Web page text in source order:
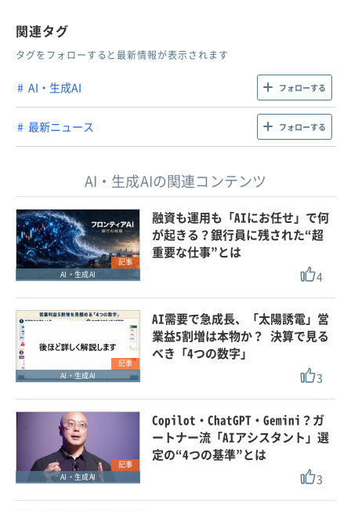
関連タグ
タグをフォローすると最新情報が表示されます
AI・生成AI フォローする
最新ニュース フォローする
AI・生成AIの関連コンテンツ
記事
AI・生成AI
融資も運用も「AIにお任せ」で何
が起きる？銀行員に残された“超
重要な仕事”とは
4
記事
AI・生成AI
AI需要で急成長、「太陽誘電」営
業益5割増は本物か？ 決算で見る
べき「4つの数字」
3
記事
AI・生成AI
Copilot・ChatGPT・Gemini？ガ
ートナー流「AIアシスタント」選
定の“4つの基準”とは
3